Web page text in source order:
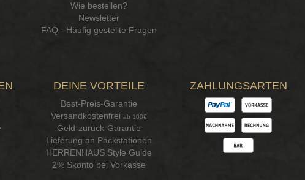
Wie bestellen?
Newsletter
FAQ - Häufig gestellte Fragen
DEINE VORTEILE
Best-Preis-Garantie
Versandkostenfrei ab 100€
Geld-zurück-Garantie
Lieferung an Packstationen
HERRENHAUS Style Guide
2% Skonto bei Vorkasse
ZAHLUNGSARTEN